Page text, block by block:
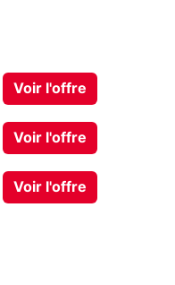
Voir l'offre
Voir l'offre
Voir l'offre